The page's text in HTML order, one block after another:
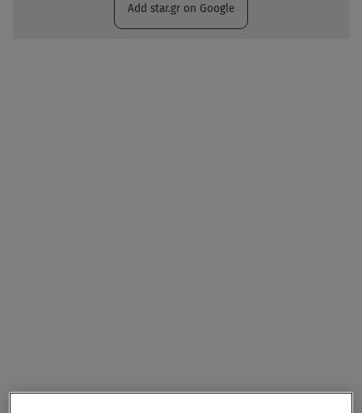
Add star.gr on Google